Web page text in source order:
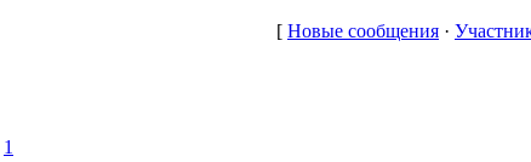
[ Новые сообщения ·
1